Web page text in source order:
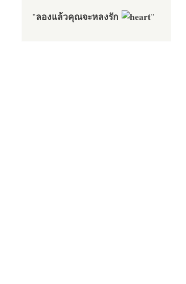
"ลองแล้วคุณจะหลงรัก "